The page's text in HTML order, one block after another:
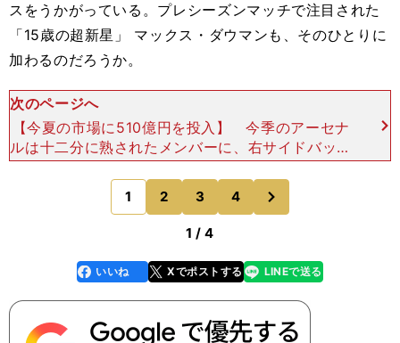
スをうかがっている。プレシーズンマッチで注目された
「15歳の超新星」 マックス・ダウマンも、そのひとりに
加わるのだろうか。
次のページへ
【今夏の市場に510億円を投入】 今季のアーセナ
ルは十二分に熟されたメンバーに、右サイドバック
とセンターバックを高度にこなすモスケラ、世界屈
指のアンカーといわれるスビメンディ、待望久しい
9番タイプの
1 2 3 4
のページへ
1 / 4
faceboo
k
いいね Xでポストする
line LINEで送る